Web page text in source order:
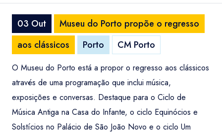
03 Out
Museu do Porto propõe o regresso
aos clássicos
Porto CM Porto
O Museu do Porto está a propor o regresso aos clássicos
através de uma programação que inclui música,
exposições e conversas. Destaque para o Ciclo de
Música Antiga na Casa do Infante, o ciclo Equinócios e
Solstícios no Palácio de São João Novo e o ciclo Um